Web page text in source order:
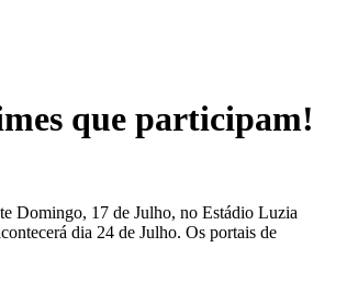
que participam!
Domingo, 17 de Julho, no Estádio Luzia
dia 24 de Julho. Os portais de